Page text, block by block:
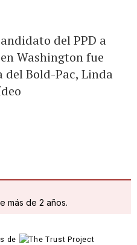
del PPD a
Washington fue
del Bold-Pac, Linda
más de 2 años.
de